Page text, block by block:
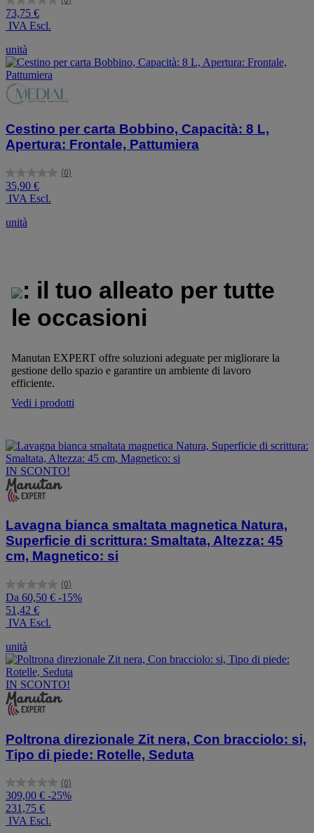
0.0
su
5
stelle.
73,75 €
IVA Escl.
unità
Cestino per carta Bobbino, Capacità: 8 L,
Apertura: Frontale, Pattumiera
(0)
0.0
su
5
stelle.
35,90 €
IVA Escl.
unità
: il tuo alleato per tutte
le occasioni
Manutan EXPERT offre soluzioni adeguate per migliorare la
gestione dello spazio e garantire un ambiente di lavoro
efficiente.
Vedi i prodotti
IN SCONTO!
Lavagna bianca smaltata magnetica Natura,
Superficie di scrittura: Smaltata, Altezza: 45
cm, Magnetico: si
(0)
0.0
su
5
stelle.
Da 60,50 € -15%
51,42 €
IVA Escl.
unità
IN SCONTO!
Poltrona direzionale Zit nera, Con bracciolo: si,
Tipo di piede: Rotelle, Seduta
(0)
0.0
su
5
stelle.
309,00 € -25%
231,75 €
IVA Escl.